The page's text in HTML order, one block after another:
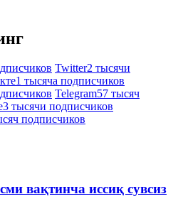
Twitter2 тысячи
1 тысяча подписчиков
Telegram57 тысяч
3 тысячи подписчиков
подписчиков
вақтинча иссиқ сувсиз